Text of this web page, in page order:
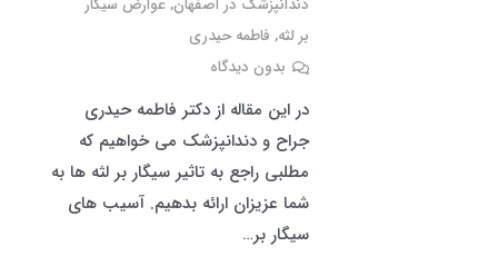
بر لثه, فاطمه حیدری
بدون دیدگاه
در این مقاله از دکتر فاطمه حیدری
جراح و دندانپزشک می خواهیم که
مطلبی راجع به تاثیر سیگار بر لثه ها به
شما عزیزان ارائه بدهیم. آسیب های
سیگار بر…